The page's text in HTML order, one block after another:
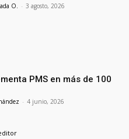
O. - 3 agosto, 2026
PMS en más de 100
- 4 junio, 2026